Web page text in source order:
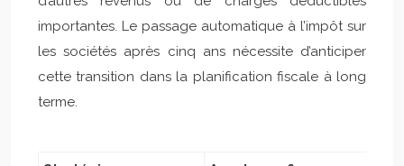
importantes. Le passage automatique à l’impôt sur
les sociétés après cinq ans nécessite d’anticiper
cette transition dans la planification fiscale à long
terme.